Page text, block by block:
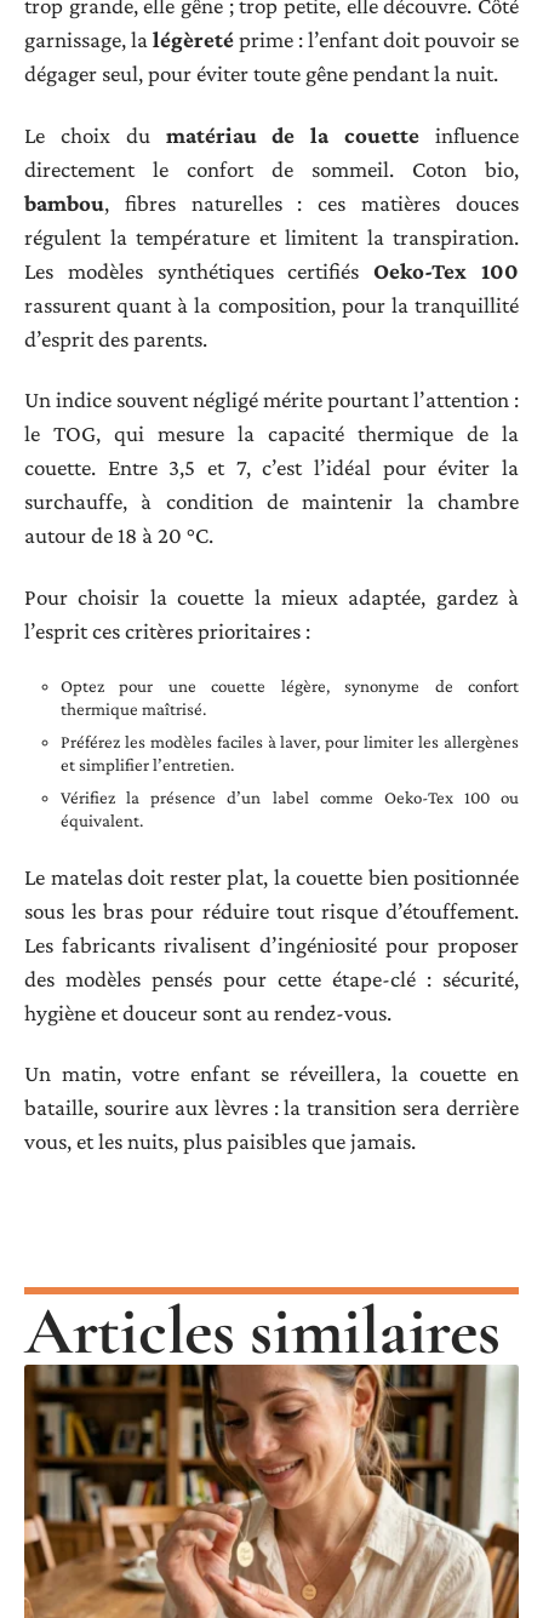
trop grande, elle gêne ; trop petite, elle découvre. Côté
garnissage, lalégèretéprime : l’enfant doit pouvoir se
dégager seul, pour éviter toute gêne pendant la nuit.
Le choix du matériau de la couette influence
directement le confort de sommeil. Coton bio,
bambou, fibres naturelles : ces matières douces
régulent la température et limitent la transpiration.
Les modèles synthétiques certifiésOeko-Tex 100
rassurent quant à la composition, pour la tranquillité
d’esprit des parents.
Un indice souvent négligé mérite pourtant l’attention :
le TOG, qui mesure la capacité thermique de la
couette. Entre 3,5 et 7, c’est l’idéal pour éviter la
surchauffe, à condition de maintenir la chambre
autour de 18 à 20 °C.
Pour choisir la couette la mieux adaptée, gardez à
l’esprit ces critères prioritaires :
Optez pour une couette légère, synonyme de confort
thermique maîtrisé.
Préférez les modèles faciles à laver, pour limiter les allergènes
et simplifier l’entretien.
Vérifiez la présence d’un label comme Oeko-Tex 100 ou
équivalent.
Le matelas doit rester plat, la couette bien positionnée
sous les bras pour réduire tout risque d’étouffement.
Les fabricants rivalisent d’ingéniosité pour proposer
des modèles pensés pour cette étape-clé : sécurité,
hygiène et douceur sont au rendez-vous.
Un matin, votre enfant se réveillera, la couette en
bataille, sourire aux lèvres : la transition sera derrière
vous, et les nuits, plus paisibles que jamais.
Articles similaires